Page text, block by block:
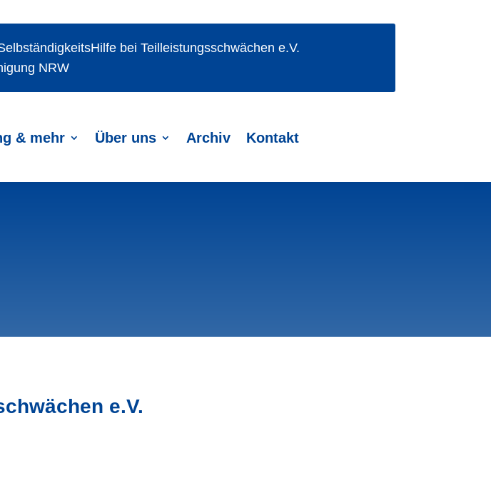
bei Teilleistungsschwächen e.V.
NRW
& mehr Über uns Archiv Kontakt
e.V.